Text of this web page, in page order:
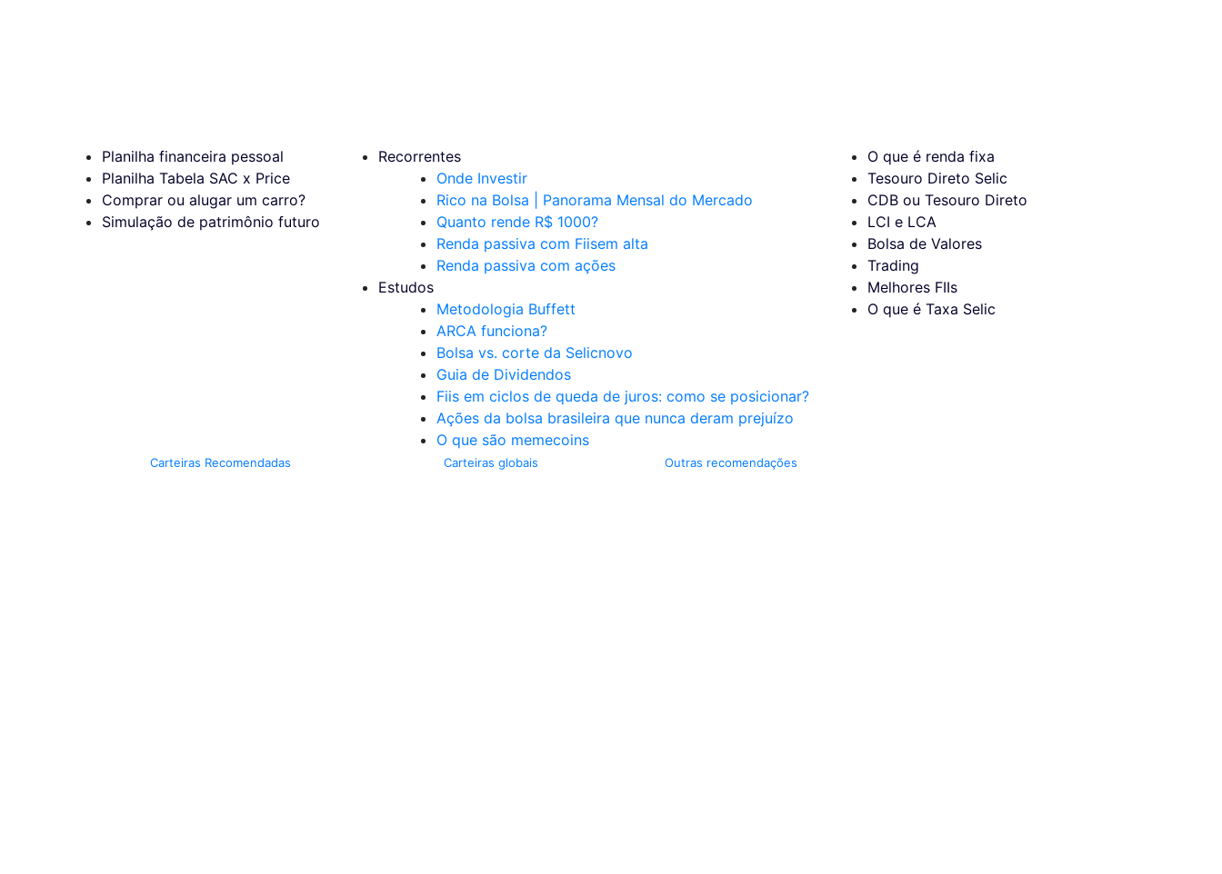
Planilha financeira pessoal
Planilha Tabela SAC x Price
Comprar ou alugar um carro?
Simulação de patrimônio futuro
Recorrentes
Onde Investir
Rico na Bolsa | Panorama Mensal do Mercado
Quanto rende R$ 1000?
Renda passiva com Fiisem alta
Renda passiva com ações
Estudos
Metodologia Buffett
ARCA funciona?
Bolsa vs. corte da Selicnovo
Guia de Dividendos
Fiis em ciclos de queda de juros: como se posicionar?
Ações da bolsa brasileira que nunca deram prejuízo
O que são memecoins
O que é renda fixa
Tesouro Direto Selic
CDB ou Tesouro Direto
LCI e LCA
Bolsa de Valores
Trading
Melhores FIIs
O que é Taxa Selic
Carteiras Recomendadas Carteiras globais Outras recomendações